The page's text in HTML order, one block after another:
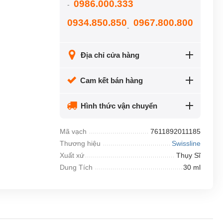
- 0986.000.333
0934.850.850- 0967.800.800
Địa chỉ cửa hàng
Cam kết bán hàng
Hình thức vận chuyển
Mã vạch
7611892011185
Thương hiệu
Swissline
Xuất xứ
Thụy Sĩ
Dung Tích
30 ml